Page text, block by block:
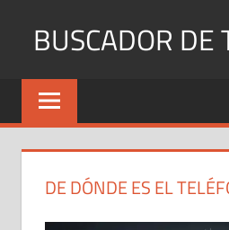
BUSCADOR DE
Identifica
Números
y
DE DÓNDE ES EL